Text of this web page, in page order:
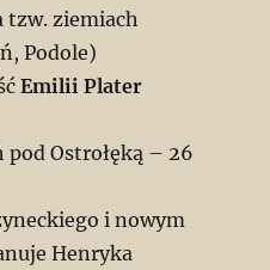
tzw. ziemiach
Podole)
Emilii Plater
pod Ostrołęką – 26
i nowym
Henryka